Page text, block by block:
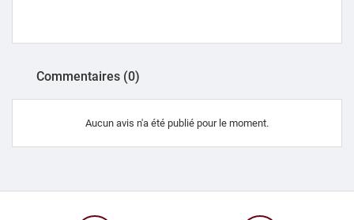
Commentaires (0)
Aucun avis n'a été publié pour le moment.